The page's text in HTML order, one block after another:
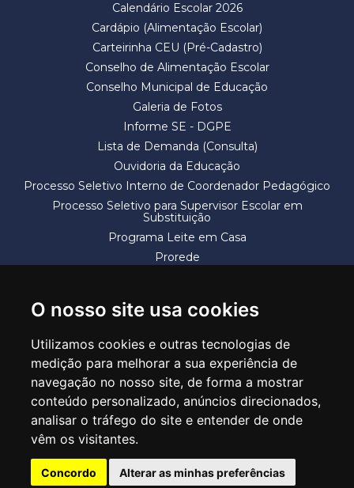
O nosso site usa cookies
Utilizamos cookies e outras tecnologias de
medição para melhorar a sua experiência de
navegação no nosso site, de forma a mostrar
conteúdo personalizado, anúncios direcionados,
analisar o tráfego do site e entender de onde
vêm os visitantes.
Concordo Alterar as minhas preferências
Calendário Escolar 2026
Cardápio (Alimentação Escolar)
Carteirinha CEU (Pré-Cadastro)
Conselho de Alimentação Escolar
Conselho Municipal de Educação
Galeria de Fotos
Informe SE - DGPE
Lista de Demanda (Consulta)
Ouvidoria da Educação
Processo Seletivo Interno de Coordenador Pedagógico
Processo Seletivo para Supervisor Escolar em
Substituição
Programa Leite em Casa
Prorede
SECRETARIA DE EDUCAÇÃO
Rua Claudino Barbosa, 313 - Macedo - Guarulhos/SP CEP 07113-040
Central de Atendimento: *55 11 2475-7300